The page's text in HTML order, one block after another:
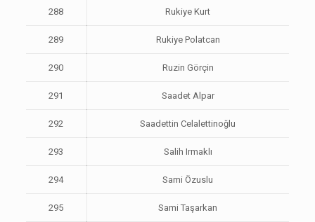
288 Rukiye Kurt
289 Rukiye Polatcan
290 Ruzin Görçin
291 Saadet Alpar
292 Saadettin Celalettinoğlu
293 Salih Irmaklı
294 Sami Özuslu
295 Sami Taşarkan